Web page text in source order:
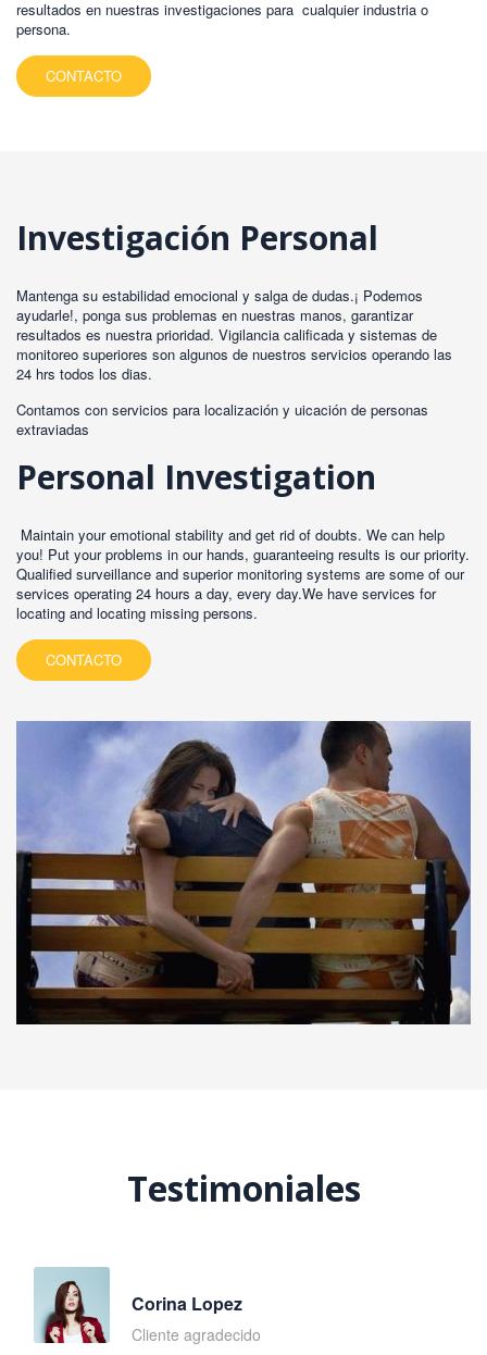
resultados en nuestras investigaciones para cualquier industria o
persona.
CONTACTO
Investigación Personal
Mantenga su estabilidad emocional y salga de dudas.¡ Podemos
ayudarle!, ponga sus problemas en nuestras manos, garantizar
resultados es nuestra prioridad. Vigilancia calificada y sistemas de
monitoreo superiores son algunos de nuestros servicios operando las
24 hrs todos los dias.
Contamos con servicios para localización y uicación de personas
extraviadas
Personal Investigation
Maintain your emotional stability and get rid of doubts. We can help
you! Put your problems in our hands, guaranteeing results is our priority.
Qualified surveillance and superior monitoring systems are some of our
services operating 24 hours a day, every day.We have services for
locating and locating missing persons.
CONTACTO
Testimoniales
Corina Lopez
Cliente agradecido